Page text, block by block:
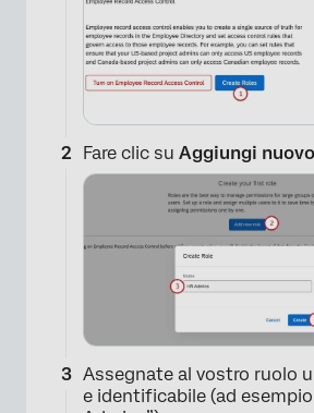
Fare clic su Aggiungi
Assegnate al vostro ruolo
e identificabile (ad